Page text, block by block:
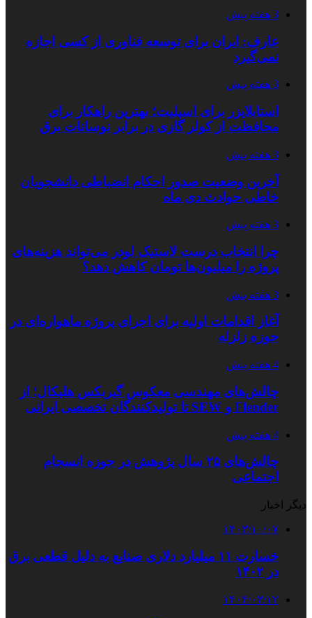
3 هفته پیش
عارف: ایران برای توسعه فناوری از کسی اجازه
نمی‌گیرد
3 هفته پیش
استابلایزر برای اسپلیت؛ بهترین راهکار برای
محافظت از کولر گازی در برابر نوسانات برق
3 هفته پیش
آخرین وضعیت صدور احکام انضباطی دانشجویان
خاطی حوادث دی ماه
3 هفته پیش
چرا انتخاب درست لاستیک لودر می‌تواند هزینه‌های
پروژه را میلیون‌ها تومان کاهش دهد؟
3 هفته پیش
آغاز اقدامات اولیه برای اجرای پروژه ماهواره‌ای در
حوزه زلزله
4 هفته پیش
چالش‌های مهندسی معکوس گیربکس هلیکال؛ از
Flender و SEW تا تولیدکنندگان تخصصی ایرانی
4 هفته پیش
چالش‌های ۲۵ سال پژوهش در حوزه انسجام
اجتماعی
دیگر اخبار
۱۴۰۳/۱۰/۰۷
خسارت ۱۱ میلیارد دلاری صنایع به دلیل قطعی برق
در ۱۴۰۲
۱۴۰۴/۰۳/۱۲